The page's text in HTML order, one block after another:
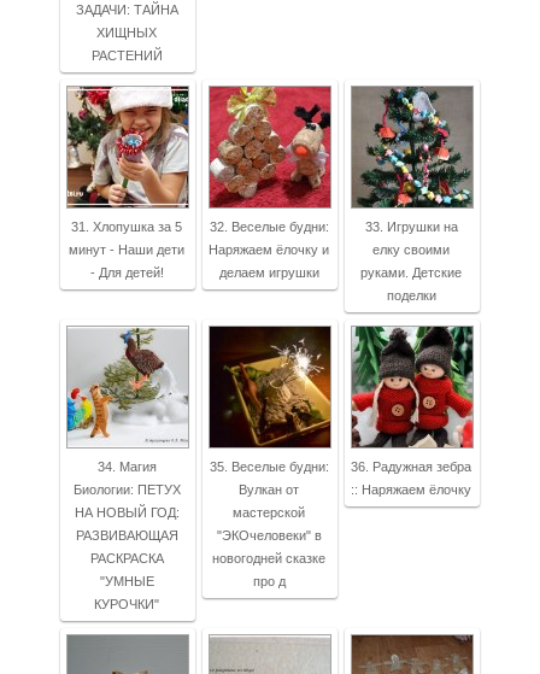
ЗАДАЧИ: ТАЙНА
ХИЩНЫХ
РАСТЕНИЙ
31. Хлопушка за 5
минут - Наши дети
- Для детей!
32. Веселые будни:
Наряжаем ёлочку и
делаем игрушки
33. Игрушки на
елку своими
руками. Детские
поделки
34. Магия
Биологии: ПЕТУХ
НА НОВЫЙ ГОД:
РАЗВИВАЮЩАЯ
РАСКРАСКА
"УМНЫЕ
КУРОЧКИ"
35. Веселые будни:
Вулкан от
мастерской
"ЭКОчеловеки" в
новогодней сказке
про д
36. Радужная зебра
:: Наряжаем ёлочку